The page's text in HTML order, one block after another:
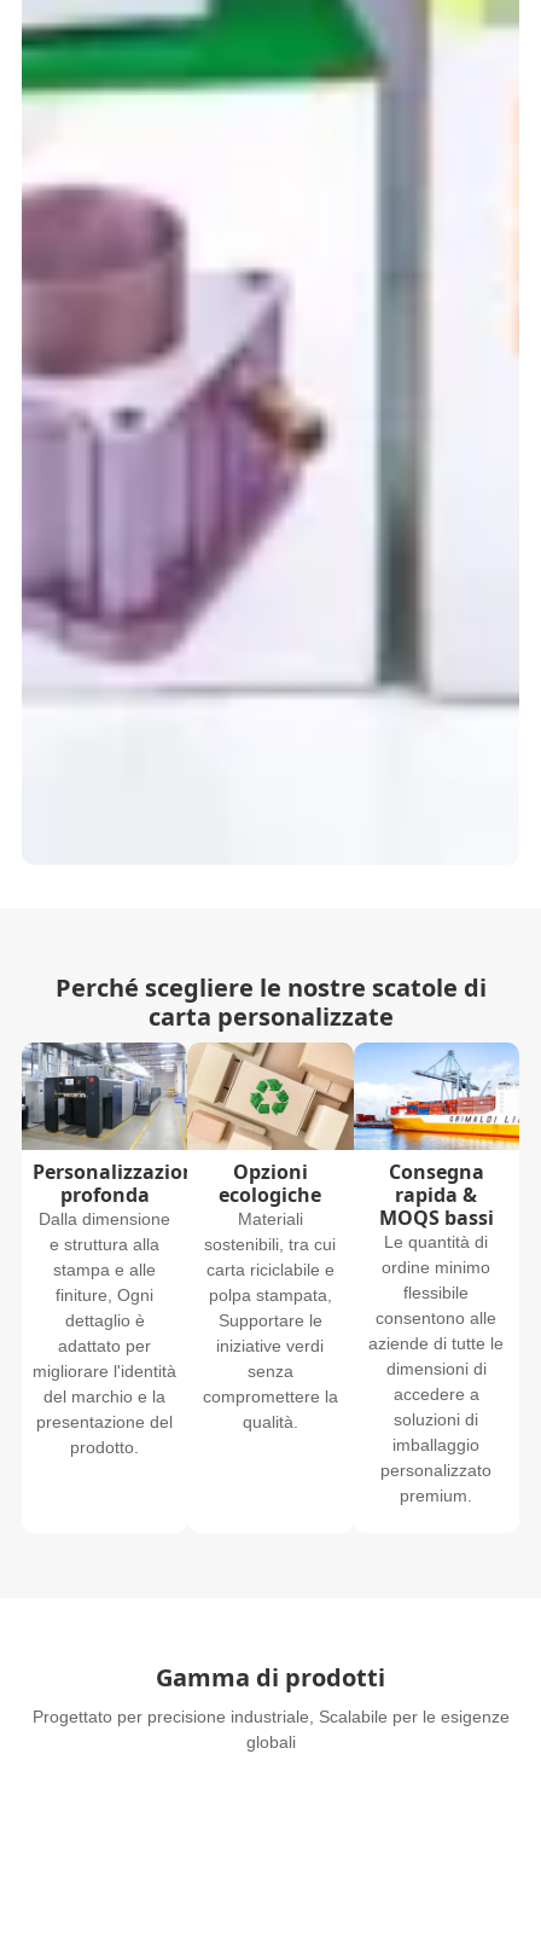
Perché scegliere le nostre scatole di
carta personalizzate
Personalizzazione
profonda
Dalla dimensione
e struttura alla
stampa e alle
finiture, Ogni
dettaglio è
adattato per
migliorare l'identità
del marchio e la
presentazione del
prodotto.
Opzioni
ecologiche
Materiali
sostenibili, tra cui
carta riciclabile e
polpa stampata,
Supportare le
iniziative verdi
senza
compromettere la
qualità.
Consegna
rapida &
MOQS bassi
Le quantità di
ordine minimo
flessibile
consentono alle
aziende di tutte le
dimensioni di
accedere a
soluzioni di
imballaggio
personalizzato
premium.
Gamma di prodotti
Progettato per precisione industriale, Scalabile per le esigenze
globali